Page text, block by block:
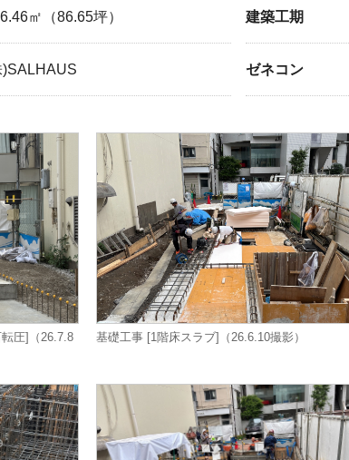
㎡（86.65坪）
)SALHAUS
建築工期
ゼネコン
圧]（26.7.8
基礎工事 [1階床スラブ]（26.6.10撮影）